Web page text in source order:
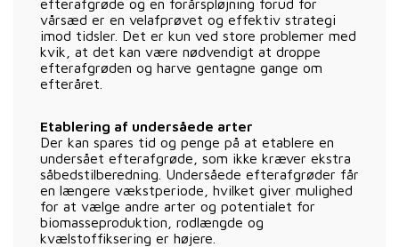
efterafgrøde og en forårspløjning forud for
vårsæd er en velafprøvet og effektiv strategi
imod tidsler. Det er kun ved store problemer med
kvik, at det kan være nødvendigt at droppe
efterafgrøden og harve gentagne gange om
efteråret.
Etablering af undersåede arter
Der kan spares tid og penge på at etablere en
undersået efterafgrøde, som ikke kræver ekstra
såbedstilberedning. Undersåede efterafgrøder får
en længere vækstperiode, hvilket giver mulighed
for at vælge andre arter og potentialet for
biomasseproduktion, rodlængde og
kvælstoffiksering er højere.